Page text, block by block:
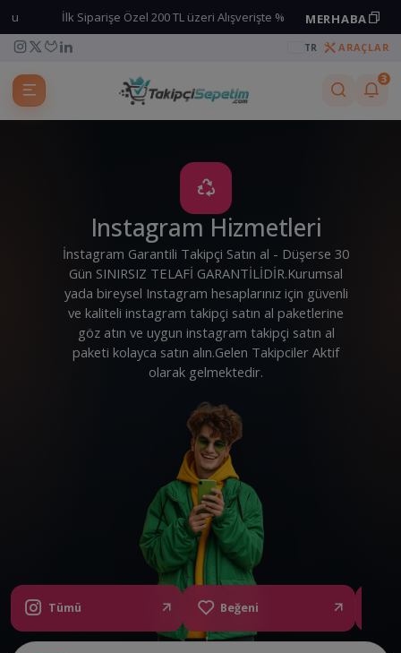
İlk Siparişe Özel 200 TL üzeri Alışverişte %25 İndirim kodu
MERHABA
Kuponu kopyala
TR ARAÇLAR
3
Instagram Hizmetleri
İnstagram Garantili Takipçi Satın al - Düşerse 30
Gün SINIRSIZ TELAFİ GARANTİLİDİR.Kurumsal
yada bireysel Instagram hesaplarınız için güvenli
ve kaliteli instagram takipçi satın al paketlerine
göz atın ve uygun instagram takipçi satın al
paketi kolayca satın alın.Gelen Takipciler Aktif
olarak gelmektedir.
Tümü Beğeni